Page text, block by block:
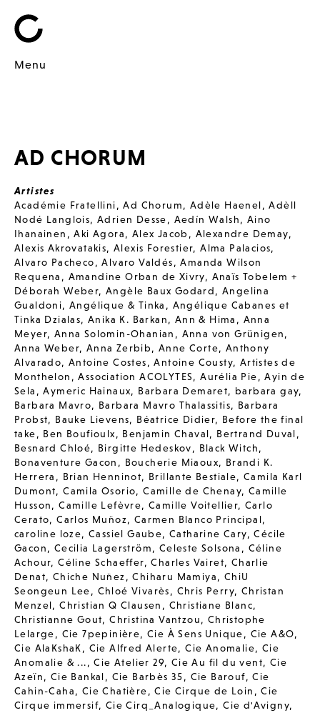
Menu
AD CHORUM
Artistes
Académie Fratellini,Ad Chorum, Adèle Haenel,Adèll
Nodé Langlois,Adrien Desse, Aedín Walsh, Aino
Ihanainen ,Aki Agora, Alex Jacob , Alexandre Demay,
Alexis Akrovatakis,Alexis Forestier,Alma Palacios,
Alvaro Pacheco,Alvaro Valdés,Amanda Wilson
Requena , Amandine Orban de Xivry, Anaïs Tobelem +
Déborah Weber,Angèle Baux Godard,Angelina
Gualdoni,Angélique & Tinka , Angélique Cabanes et
Tinka Dzialas,Anika K. Barkan, Ann & Hima , Anna
Meyer, Anna Solomin-Ohanian , Anna von Grünigen,
Anna Weber, Anna Zerbib,Anne Corte, Anthony
Alvarado,Antoine Costes,Antoine Cousty, Artistes de
Monthelon ,Association ACOLYTES,Aurélia Pie,Ayin de
Sela ,Aymeric Hainaux, Barbara Demaret, barbara gay,
Barbara Mavro, Barbara Mavro Thalassitis, Barbara
Probst, Bauke Lievens, Béatrice Didier, Before the final
take, Ben Boufioulx, Benjamin Chaval, Bertrand Duval,
Besnard Chloé, Birgitte Hedeskov, Black Witch,
Bonaventure Gacon , Boucherie Miaoux, Brandi K.
Herrera , Brian Henninot, Brillante Bestiale,Camila Karl
Dumont,Camila Osorio,Camille de Chenay, Camille
Husson,Camille Lefèvre,Camille Voitellier,Carlo
Cerato,Carlos Muñoz, Carmen Blanco Principal,
caroline loze,Cassiel Gaube,Catharine Cary,Cécile
Gacon, Cecilia Lagerström, Celeste Solsona , Céline
Achour,Céline Schaeffer,Charles Vairet, Charlie
Denat, Chiche Nuñez ,Chiharu Mamiya, ChiU
Seongeun Lee, Chloé Vivarès, Chris Perry, Christan
Menzel,Christian Q Clausen , Christiane Blanc,
Christianne Gout,Christina Vantzou, Christophe
Lelarge, Cie 7pepinière,Cie À Sens Unique, Cie A&O,
Cie AlaKshaK, Cie Alfred Alerte,Cie Anomalie, Cie
Anomalie & ...,Cie Atelier 29, Cie Au fil du vent, Cie
Azeïn, Cie Bankal, Cie Barbès 35, Cie Barouf,Cie
Cahin-Caha, Cie Chatière,Cie Cirque de Loin ,Cie
Cirque immersif, Cie Cirq_Analogique,Cie d'Avigny,